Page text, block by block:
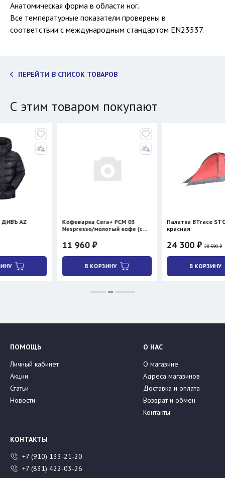
Анатомическая форма в области ног.
Все температурные показатели проверены в
соответствии с международным стандартом EN23537.
ПЕРЕЙТИ В СПИСОК ТОВАРОВ
С этим товаром покупают
Кофеварка Cera+ PCM 03
Nespresso/молотый кофе (с
11 960 ₽
Палатка BTrace STORM 2
красная
24 300 ₽ 28 590 ₽
ПОМОЩЬ
Личный кабинет
Акции
Статьи
Новости
О НАС
О магазине
Адреса магазинов
Доставка и оплата
Возврат и обмен
Контакты
КОНТАКТЫ
+7 (910) 133-21-20
+7 (831) 422-03-26